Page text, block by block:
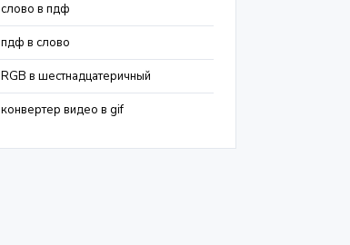
слово в пдф
пдф в слово
RGB в шестнадцатеричный
конвертер видео в gif